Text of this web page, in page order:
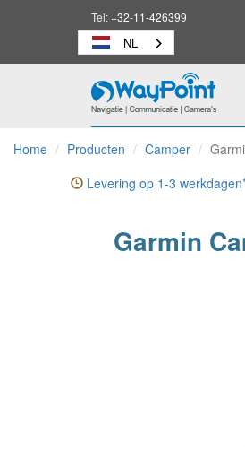
Tel:+32-11-426399
NL
Waypoint
-
naar
homepage
Home Producten Camper
Levering op 1-3
Garmin